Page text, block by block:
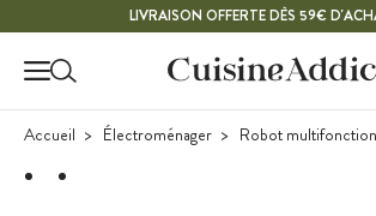
LIVRAISON OFFERTE DÈS 59€
Accueil Électroménager Robot multifonction